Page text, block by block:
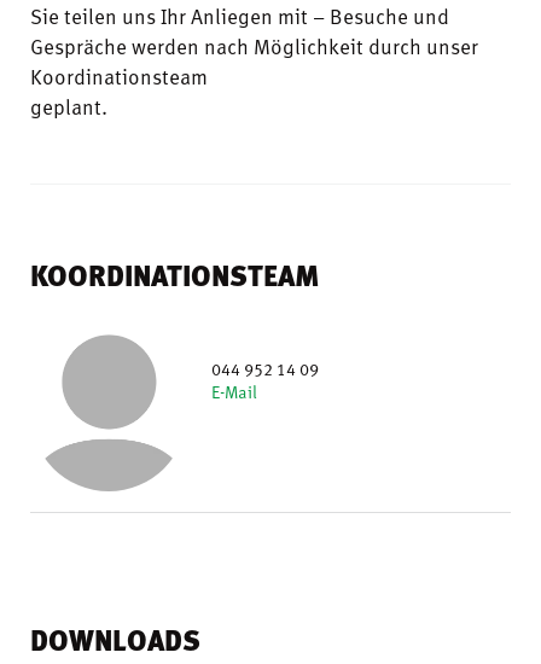
Sie teilen uns Ihr Anliegen mit – Besuche und
Gespräche werden nach Möglichkeit durch unser
Koordinationsteam
geplant.
KOORDINATIONSTEAM
044 952 14 09
E-Mail
DOWNLOADS